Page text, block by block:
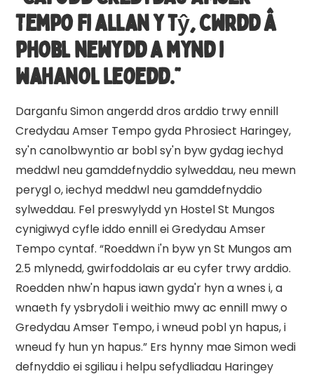
Tempo fi allan y tŷ, cwrdd â
phobl newydd a mynd i
wahanol leoedd.”
Darganfu Simon angerdd dros arddio trwy ennill
Credydau Amser Tempo gyda Phrosiect Haringey,
sy'n canolbwyntio ar bobl sy'n byw gydag iechyd
meddwl neu gamddefnyddio sylweddau, neu mewn
perygl o, iechyd meddwl neu gamddefnyddio
sylweddau. Fel preswylydd yn Hostel St Mungos
cynigiwyd cyfle iddo ennill ei Gredydau Amser
Tempo cyntaf. “Roeddwn i'n byw yn St Mungos am
2.5 mlynedd, gwirfoddolais ar eu cyfer trwy arddio.
Roedden nhw'n hapus iawn gyda'r hyn a wnes i, a
wnaeth fy ysbrydoli i weithio mwy ac ennill mwy o
Gredydau Amser Tempo, i wneud pobl yn hapus, i
wneud fy hun yn hapus.” Ers hynny mae Simon wedi
defnyddio ei sgiliau i helpu sefydliadau Haringey